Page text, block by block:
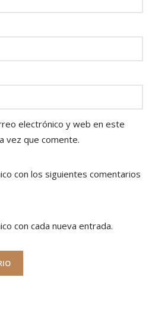
electrónico y web en este
vez que comente.
con los siguientes comentarios
con cada nueva entrada.